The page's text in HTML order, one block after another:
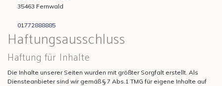
35463 Fernwald
01772888885
Haftungsausschluss
Haftung für Inhalte
Die Inhalte unserer Seiten wurden mit größter Sorgfalt erstellt. Als
Diensteanbieter sind wir gemäß § 7 Abs.1 TMG für eigene Inhalte auf